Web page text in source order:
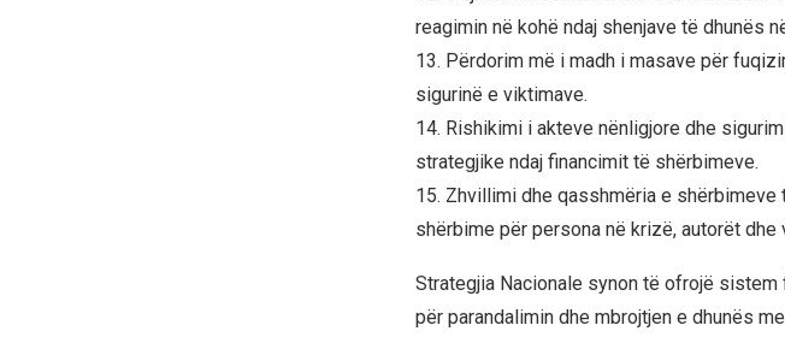
reagimin në kohë ndaj shenjave të dhunës
13. Përdorim më i madh i masave për
sigurinë e viktimave.
14. Rishikimi i akteve nënligjore dhe
strategjike ndaj financimit të shërbimeve.
15. Zhvillimi dhe qasshmëria e
shërbime për persona në krizë, autorët
Strategjia Nacionale synon të ofrojë
për parandalimin dhe mbrojtjen e dhunës